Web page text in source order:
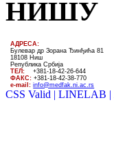
НИШУ
AДРЕСА:
Булевар др Зорана Ђинђића 81
18108 Ниш
Република Србија
ТЕЛ: +381-18-42-26-644
ФАКС: +381-18-42-38-770
e-mail: info@medfak.ni.ac.rs
CSS Valid | LINELAB |